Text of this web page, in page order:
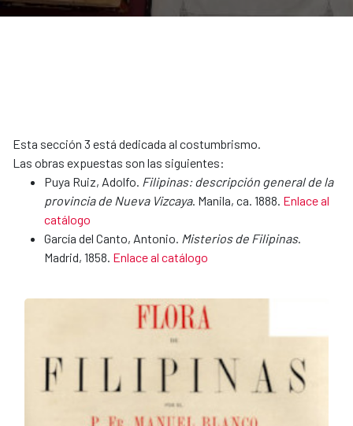
Esta sección 3 está dedicada al costumbrismo.
Las obras expuestas son las siguientes:
Puya Ruiz, Adolfo. Filipinas: descripción general de la
provincia de Nueva Vizcaya. Manila, ca. 1888. Enlace al
catálogo
García del Canto, Antonio. Misterios de Filipinas.
Madrid, 1858. Enlace al catálogo